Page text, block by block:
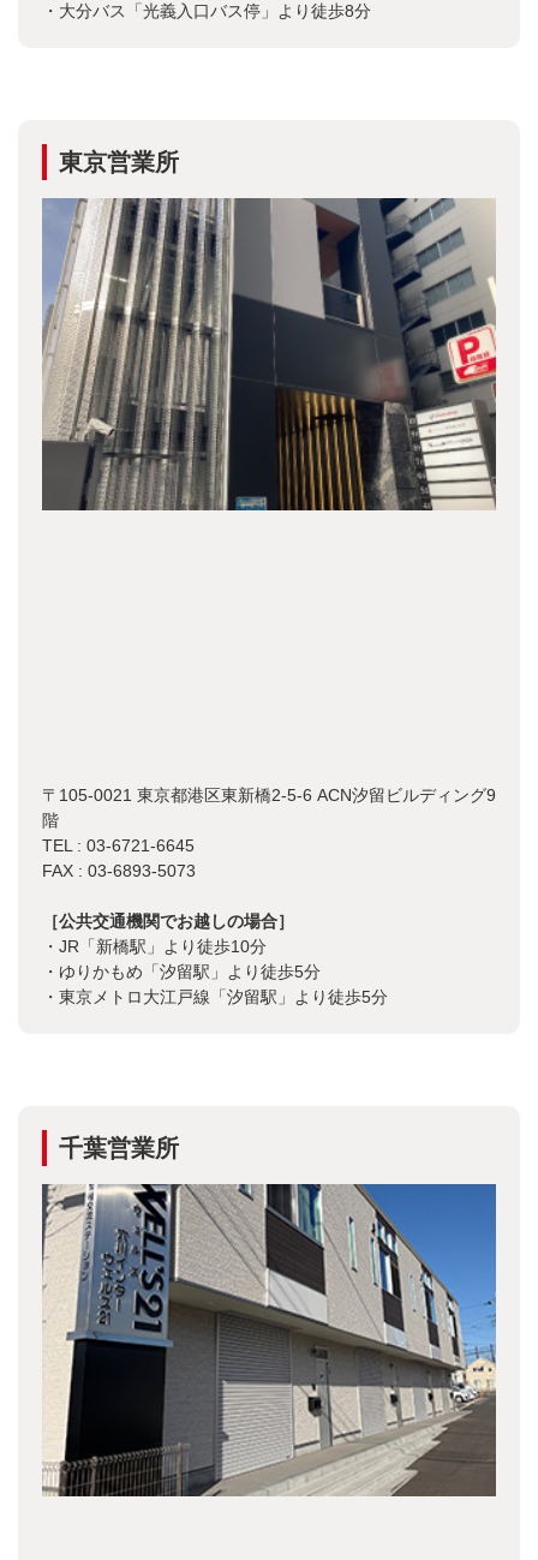
・大分バス「光義入口バス停」より徒歩8分
東京営業所
〒105-0021 東京都港区東新橋2-5-6 ACN汐留ビルディング9
階
TEL : 03-6721-6645
FAX : 03-6893-5073
［公共交通機関でお越しの場合］
・JR「新橋駅」より徒歩10分
・ゆりかもめ「汐留駅」より徒歩5分
・東京メトロ大江戸線「汐留駅」より徒歩5分
千葉営業所